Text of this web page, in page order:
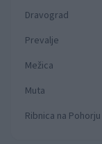
Dravograd
Prevalje
Mežica
Muta
Ribnica na Pohorju